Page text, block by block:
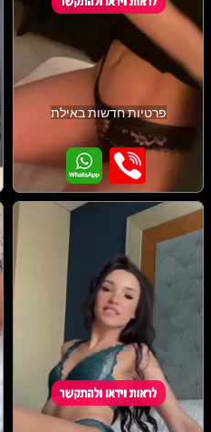
פרטיות חדשות באילת